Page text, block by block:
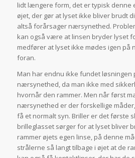
lidt længere form, det er typisk denne
øjet, der gør at lyset ikke bliver brudt
altså forårsager nærsynethed.
kan også være at linsen bryder lyset
medfører at lyset ikke mødes igen på
foran.
Man har endnu ikke fundet løsningen
nærsynethed, da man ikke med
hvornår den rammer. Men når først
nærsynethed er der forskellige
få et normalt syn. Briller er det første
brilleglasset sørger for at lyset bliver
rammer øjets egen linse, på denne
strålerne så langt tilbage i øjet at de